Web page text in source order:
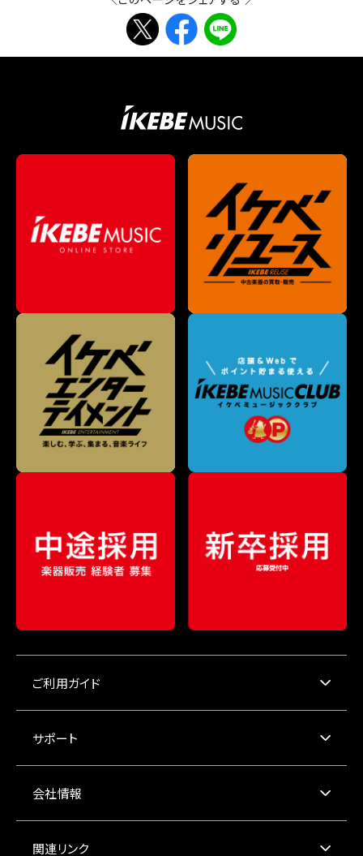
ご利用ガイド
サポート
会社情報
関連リンク